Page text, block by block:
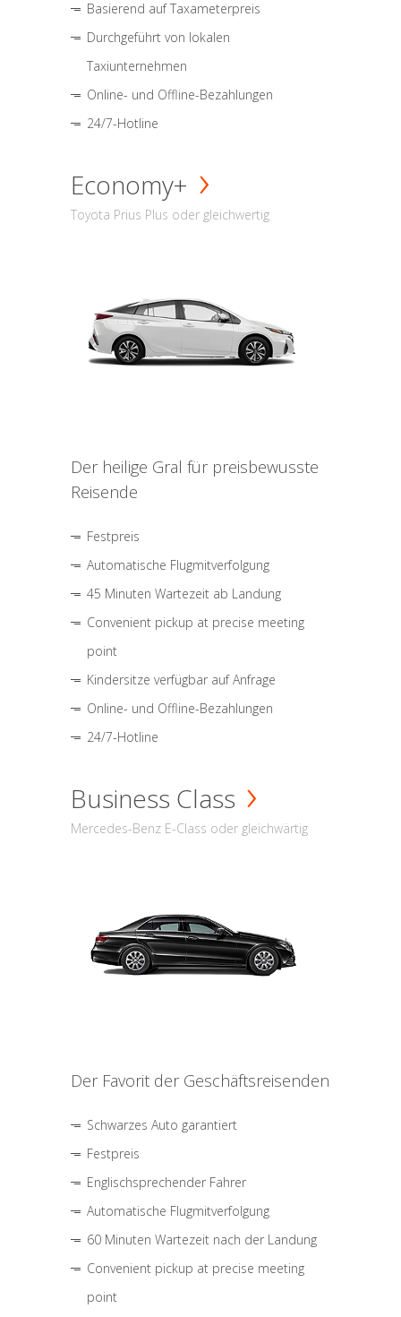
Basierend auf Taxameterpreis
Durchgeführt von lokalen
Taxiunternehmen
Online- und Offline-Bezahlungen
24/7-Hotline
Economy+
Toyota Prius Plus oder gleichwertig
Der heilige Gral für preisbewusste
Reisende
Festpreis
Automatische Flugmitverfolgung
45 Minuten Wartezeit ab Landung
Convenient pickup at precise meeting
point
Kindersitze verfügbar auf Anfrage
Online- und Offline-Bezahlungen
24/7-Hotline
Business Class
Mercedes-Benz E-Class oder gleichwärtig
Der Favorit der Geschäftsreisenden
Schwarzes Auto garantiert
Festpreis
Englischsprechender Fahrer
Automatische Flugmitverfolgung
60 Minuten Wartezeit nach der Landung
Convenient pickup at precise meeting
point